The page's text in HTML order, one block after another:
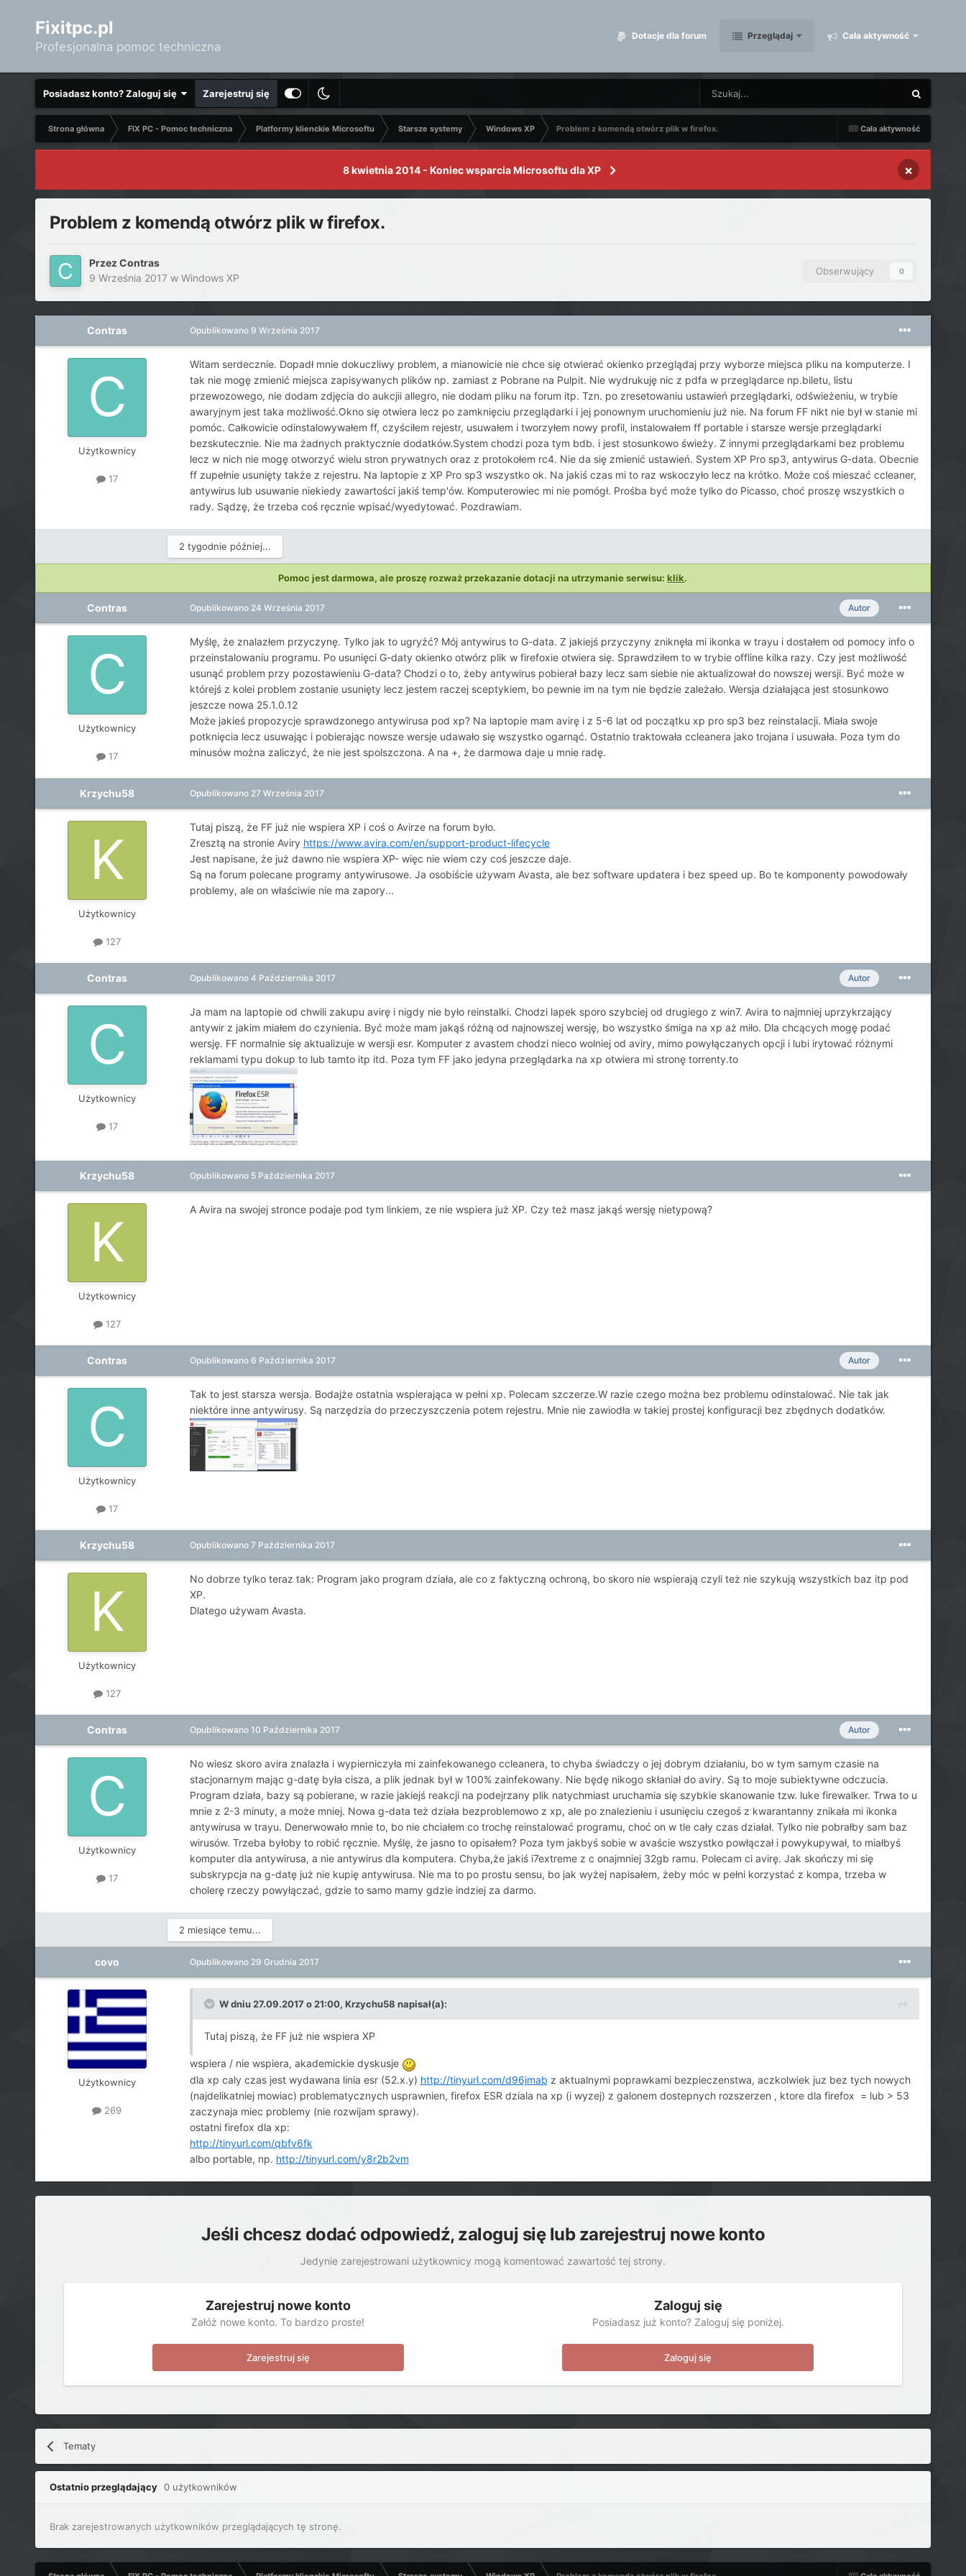
Fixitpc.pl
Profesjonalna pomoc techniczna
Dotacje dla forum Przeglądaj Cała aktywność
Posiadasz konto? Zaloguj się Zarejestruj się
Cała aktywność
Strona główna FIX PC - Pomoc techniczna Platformy klienckie Microsoftu Starsze systemy Windows XP Problem z komendą otwórz plik w firefox.
8 kwietnia 2014 - Koniec wsparcia Microsoftu dla XP ×
Problem z komendą otwórz plik w firefox.
PrzezContras
9 Września 2017 w Windows XP
Obserwujący 0
Contras
Użytkownicy
17
Opublikowano 9 Września 2017
Witam serdecznie. Dopadł mnie dokuczliwy problem, a mianowicie nie chce się otwierać okienko przeglądaj przy wyborze miejsca pliku na komputerze. I
tak nie mogę zmienić miejsca zapisywanych plików np. zamiast z Pobrane na Pulpit. Nie wydrukuję nic z pdfa w przeglądarce np.biletu, listu
przewozowego, nie dodam zdjęcia do aukcjii allegro, nie dodam pliku na forum itp. Tzn. po zresetowaniu ustawień przeglądarki, odświeżeniu, w trybie
awaryjnym jest taka możliwość.Okno się otwiera lecz po zamknięciu przeglądarki i jej ponownym uruchomieniu już nie. Na forum FF nikt nie był w stanie mi
pomóc. Całkowicie odinstalowywałem ff, czyściłem rejestr, usuwałem i tworzyłem nowy profil, instalowałem ff portable i starsze wersje przeglądarki
bezskutecznie. Nie ma żadnych praktycznie dodatków.System chodzi poza tym bdb. i jest stosunkowo świeży. Z innymi przeglądarkami bez problemu
lecz w nich nie mogę otworzyć wielu stron prywatnych oraz z protokołem rc4. Nie da się zmienić ustawień. System XP Pro sp3, antywirus G-data. Obecnie
ff zupełnie usunięty także z rejestru. Na laptopie z XP Pro sp3 wszystko ok. Na jakiś czas mi to raz wskoczyło lecz na krótko. Może coś mieszać ccleaner,
antywirus lub usuwanie niekiedy zawartości jakiś temp'ów. Komputerowiec mi nie pomógł. Prośba być może tylko do Picasso, choć proszę wszystkich o
rady. Sądzę, że trzeba coś ręcznie wpisać/wyedytować. Pozdrawiam.
2 tygodnie później...
Pomoc jest darmowa, ale proszę rozważ przekazanie dotacji na utrzymanie serwisu:klik.
Contras
Użytkownicy
17
Autor
Opublikowano 24 Września 2017
Myślę, że znalazłem przyczynę. Tylko jak to ugryźć? Mój antywirus to G-data. Z jakiejś przyczyny zniknęła mi ikonka w trayu i dostałem od pomocy info o
przeinstalowaniu programu. Po usunięci G-daty okienko otwórz plik w firefoxie otwiera się. Sprawdziłem to w trybie offline kilka razy. Czy jest możliwość
usunąć problem przy pozostawieniu G-data? Chodzi o to, żeby antywirus pobierał bazy lecz sam siebie nie aktualizował do nowszej wersji. Być może w
którejś z kolei problem zostanie usunięty lecz jestem raczej sceptykiem, bo pewnie im na tym nie będzie zależało. Wersja działająca jest stosunkowo
jeszcze nowa 25.1.0.12
Może jakieś propozycje sprawdzonego antywirusa pod xp? Na laptopie mam avirę i z 5-6 lat od początku xp pro sp3 bez reinstalacji. Miała swoje
potknięcia lecz usuwając i pobierając nowsze wersje udawało się wszystko ogarnąć. Ostatnio traktowała ccleanera jako trojana i usuwała. Poza tym do
minusów można zaliczyć, że nie jest spolszczona. A na +, że darmowa daje u mnie radę.
Krzychu58
Użytkownicy
127
Opublikowano 27 Września 2017
Tutaj piszą, że FF już nie wspiera XP i coś o Avirze na forum było.
Zresztą na stronie Aviry https://www.avira.com/en/support-product-lifecycle
Jest napisane, że już dawno nie wspiera XP- więc nie wiem czy coś jeszcze daje.
Są na forum polecane programy antywirusowe. Ja osobiście używam Avasta, ale bez software updatera i bez speed up. Bo te komponenty powodowały
problemy, ale on właściwie nie ma zapory...
Contras
Użytkownicy
17
Autor
Opublikowano 4 Października 2017
Ja mam na laptopie od chwili zakupu avirę i nigdy nie było reinstalki. Chodzi lapek sporo szybciej od drugiego z win7. Avira to najmniej uprzykrzający
antywir z jakim miałem do czynienia. Być może mam jakąś różną od najnowszej wersję, bo wszystko śmiga na xp aż miło. Dla chcących mogę podać
wersję. FF normalnie się aktualizuje w wersji esr. Komputer z avastem chodzi nieco wolniej od aviry, mimo powyłączanych opcji i lubi irytować różnymi
reklamami typu dokup to lub tamto itp itd. Poza tym FF jako jedyna przeglądarka na xp otwiera mi stronę torrenty.to
Krzychu58
Użytkownicy
127
Opublikowano 5 Października 2017
A Avira na swojej stronce podaje pod tym linkiem, ze nie wspiera już XP. Czy też masz jakąś wersję nietypową?
Contras
Użytkownicy
17
Autor
Opublikowano 6 Października 2017
Tak to jest starsza wersja. Bodajże ostatnia wspierająca w pełni xp. Polecam szczerze.W razie czego można bez problemu odinstalować. Nie tak jak
niektóre inne antywirusy. Są narzędzia do przeczyszczenia potem rejestru. Mnie nie zawiodła w takiej prostej konfiguracji bez zbędnych dodatków.
Krzychu58
Użytkownicy
127
Opublikowano 7 Października 2017
No dobrze tylko teraz tak: Program jako program działa, ale co z faktyczną ochroną, bo skoro nie wspierają czyli też nie szykują wszystkich baz itp pod
XP.
Dlatego używam Avasta.
Contras
Użytkownicy
17
Autor
Opublikowano 10 Października 2017
No wiesz skoro avira znalazła i wypierniczyła mi zainfekowanego ccleanera, to chyba świadczy o jej dobrym działaniu, bo w tym samym czasie na
stacjonarnym mając g-datę była cisza, a plik jednak był w 100% zainfekowany. Nie będę nikogo skłaniał do aviry. Są to moje subiektywne odczucia.
Program działa, bazy są pobierane, w razie jakiejś reakcji na podejrzany plik natychmiast uruchamia się szybkie skanowanie tzw. luke firewalker. Trwa to u
mnie z 2-3 minuty, a może mniej. Nowa g-data też działa bezproblemowo z xp, ale po znalezieniu i usunięciu czegoś z kwarantanny znikała mi ikonka
antywirusa w trayu. Denerwowało mnie to, bo nie chciałem co trochę reinstalować programu, choć on w tle cały czas działał. Tylko nie pobrałby sam baz
wirusów. Trzeba byłoby to robić ręcznie. Myślę, że jasno to opisałem? Poza tym jakbyś sobie w avaście wszystko powłączał i powykupywał, to miałbyś
komputer dla antywirusa, a nie antywirus dla komputera. Chyba,że jakiś i7extreme z c onajmniej 32gb ramu. Polecam ci avirę. Jak skończy mi się
subskrypcja na g-datę już nie kupię antywirusa. Nie ma to po prostu sensu, bo jak wyżej napisałem, żeby móc w pełni korzystać z kompa, trzeba w
cholerę rzeczy powyłączać, gdzie to samo mamy gdzie indziej za darmo.
2 miesiące temu...
covo
Użytkownicy
269
Opublikowano 29 Grudnia 2017
W dniu 27.09.2017 o 21:00, Krzychu58 napisał(a):
Tutaj piszą, że FF już nie wspiera XP
wspiera / nie wspiera, akademickie dyskusje
dla xp caly czas jest wydawana linia esr (52.x.y) http://tinyurl.com/d96jmab z aktualnymi poprawkami bezpieczenstwa, aczkolwiek juz bez tych nowych
(najdelikatniej mowiac) problematycznych usprawnien, firefox ESR dziala na xp (i wyzej) z galonem dostepnych rozszerzen , ktore dla firefox = lub > 53
zaczynaja miec problemy (nie rozwijam sprawy).
ostatni firefox dla xp:
http://tinyurl.com/qbfv6fk
albo portable, np. http://tinyurl.com/y8r2b2vm
Jeśli chcesz dodać odpowiedź, zaloguj się lub zarejestruj nowe konto
Jedynie zarejestrowani użytkownicy mogą komentować zawartość tej strony.
Zarejestruj nowe konto
Załóż nowe konto. To bardzo proste!
Zarejestruj się
Zaloguj się
Posiadasz już konto? Zaloguj się poniżej.
Zaloguj się
Tematy
Ostatnio przeglądający 0 użytkowników
Brak zarejestrowanych użytkowników przeglądających tę stronę.